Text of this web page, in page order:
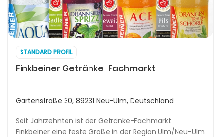
STANDARD PROFIL
Finkbeiner Getränke-Fachmarkt
Gartenstraße 30, 89231 Neu-Ulm, Deutschland
Seit Jahrzehnten ist der Getränke-Fachmarkt
Finkbeiner eine feste Größe in der Region Ulm/Neu-Ulm